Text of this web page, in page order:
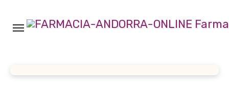
contenido